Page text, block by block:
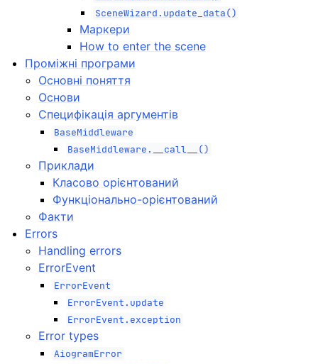
SceneWizard.update_data()
Маркери
How to enter the scene
Проміжні програми
Основні поняття
Основи
Специфікація аргументів
BaseMiddleware
BaseMiddleware.__call__()
Приклади
Класово орієнтований
Функціонально-орієнтований
Факти
Errors
Handling errors
ErrorEvent
ErrorEvent
ErrorEvent.update
ErrorEvent.exception
Error types
AiogramError